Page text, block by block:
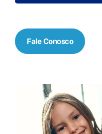
Fale Conosco